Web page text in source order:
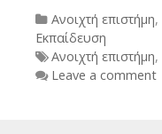
Categories
Ανοιχτή επιστήμη,
Εκπαίδευση
Tags
Ανοιχτή επιστήμη,
Leave a comment